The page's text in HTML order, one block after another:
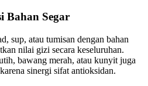
Bahan Segar
sup, atau tumisan dengan bahan
nilai gizi secara keseluruhan.
bawang merah, atau kunyit juga
sinergi sifat antioksidan.